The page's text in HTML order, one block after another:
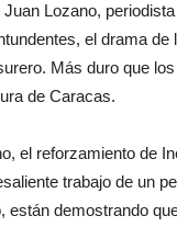
Lozano,
el drama de
Más duro que
de Caracas.
el reforzamiento de
trabajo de un
están demostrando